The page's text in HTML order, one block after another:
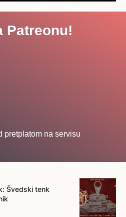
Patreonu!
pretplatom na servisu
Švedski tenk